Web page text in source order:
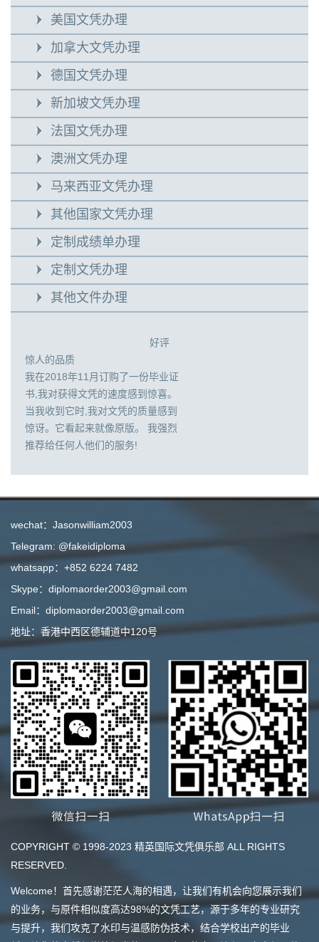
美国文凭办理
加拿大文凭办理
德国文凭办理
新加坡文凭办理
法国文凭办理
澳洲文凭办理
马来西亚文凭办理
其他国家文凭办理
定制成绩单办理
定制文凭办理
其他文件办理
好评
惊人的品质
我在2018年11月订购了一份毕业证
书,我对获得文凭的速度感到惊喜。
当我收到它时,我对文凭的质量感到
惊讶。它看起来就像原版。 我强烈
推荐给任何人他们的服务!
wechat：Jasonwilliam2003
Telegram: @fakeidiploma
whatsapp：+852 6224 7482
Skype：diplomaorder2003@gmail.com
Email：diplomaorder2003@gmail.com
地址：香港中西区德辅道中120号
COPYRIGHT © 1998-2023 精英国际文凭俱乐部 ALL RIGHTS
RESERVED.
Welcome！首先感谢茫茫人海的相遇，让我们有机会向您展示我们
的业务，与原件相似度高达98%的文凭工艺，源于多年的专业研究
与提升，我们攻克了水印与温感防伪技术，结合学校出产的毕业